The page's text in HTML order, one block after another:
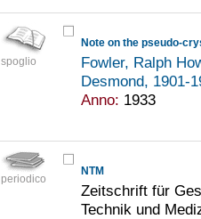
spoglio
Note on the pseudo-
Fowler, Ralph
Desmond, 1901-
Anno: 1933
periodico
NTM
Zeitschrift für
Technik und